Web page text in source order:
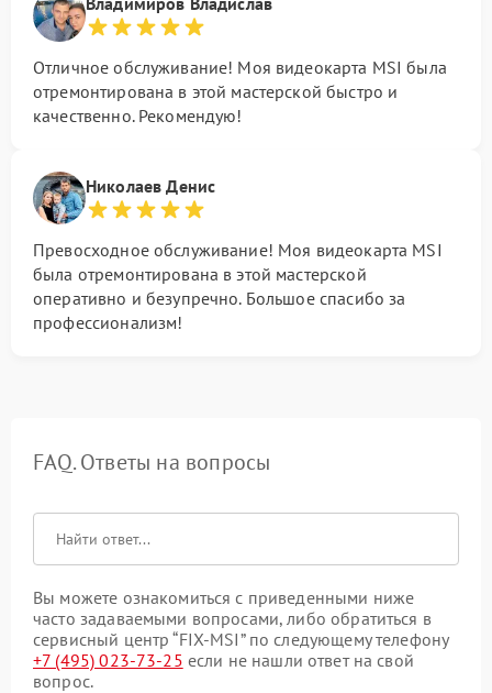
Отличное обслуживание! Моя видеокарта MSI была
отремонтирована в этой мастерской быстро и
качественно. Рекомендую!
Николаев Денис
Превосходное обслуживание! Моя видеокарта MSI
была отремонтирована в этой мастерской
оперативно и безупречно. Большое спасибо за
профессионализм!
FAQ. Ответы на вопросы
Вы можете ознакомиться с приведенными ниже
часто задаваемыми вопросами, либо обратиться в
сервисный центр “FIX-MSI” по следующему телефону
+7 (495) 023-73-25 если не нашли ответ на свой
вопрос.